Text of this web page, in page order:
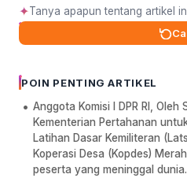
✦
POIN PENTING ARTIKEL
Anggota Komisi I DPR RI, Oleh
Kementerian Pertahanan
Latihan Dasar Kemiliteran
Koperasi Desa (Kopdes)
peserta yang meninggal dunia.